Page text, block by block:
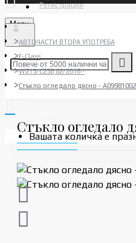
Регистрация
Menu
Вашата количка е
АВТОЧАСТИ ВТОРА УПОТРЕБА
E-Class
W213/C238 02/2016 -
Стъкло огледало дясно -
Стъкло огледало